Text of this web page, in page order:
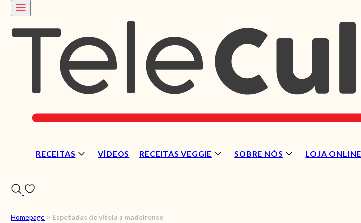
RECEITAS VÍDEOS RECEITAS VEGGIE SOBRE NÓS LOJA ONLINE
Homepage > Espetadas de vitela a madeirense